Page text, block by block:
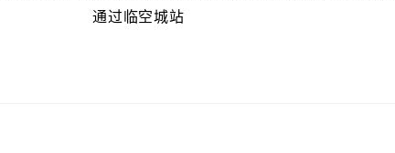
通过临空城站